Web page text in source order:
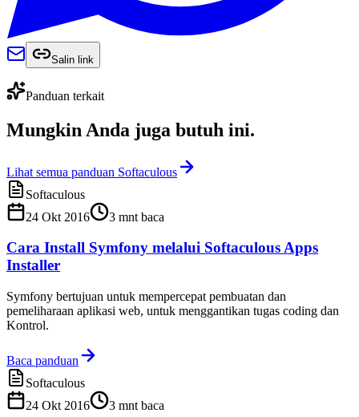
Salin link
Panduan terkait
Mungkin Anda juga butuh ini.
Lihat semua panduan Softaculous
Softaculous
24 Okt 2016
3 mnt baca
Cara Install Symfony melalui Softaculous Apps
Installer
Symfony bertujuan untuk mempercepat pembuatan dan
pemeliharaan aplikasi web, untuk menggantikan tugas coding dan
Kontrol.
Baca panduan
Softaculous
24 Okt 2016
3 mnt baca